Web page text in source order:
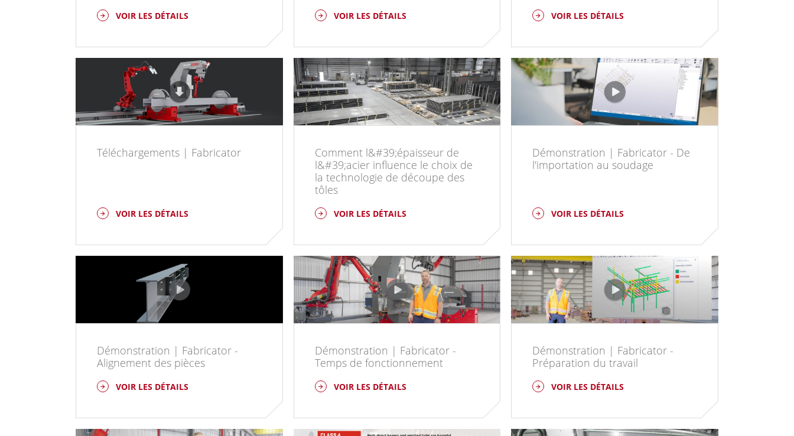
VOIR LES DÉTAILS VOIR LES DÉTAILS VOIR LES DÉTAILS
Téléchargements | Fabricator
VOIR LES DÉTAILS
Comment l&#39;épaisseur de
l&#39;acier influence le choix de
la technologie de découpe des
tôles
VOIR LES DÉTAILS
Démonstration | Fabricator - De
l'importation au soudage
VOIR LES DÉTAILS
Démonstration | Fabricator -
Alignement des pièces
VOIR LES DÉTAILS
Démonstration | Fabricator -
Temps de fonctionnement
VOIR LES DÉTAILS
Démonstration | Fabricator -
Préparation du travail
VOIR LES DÉTAILS